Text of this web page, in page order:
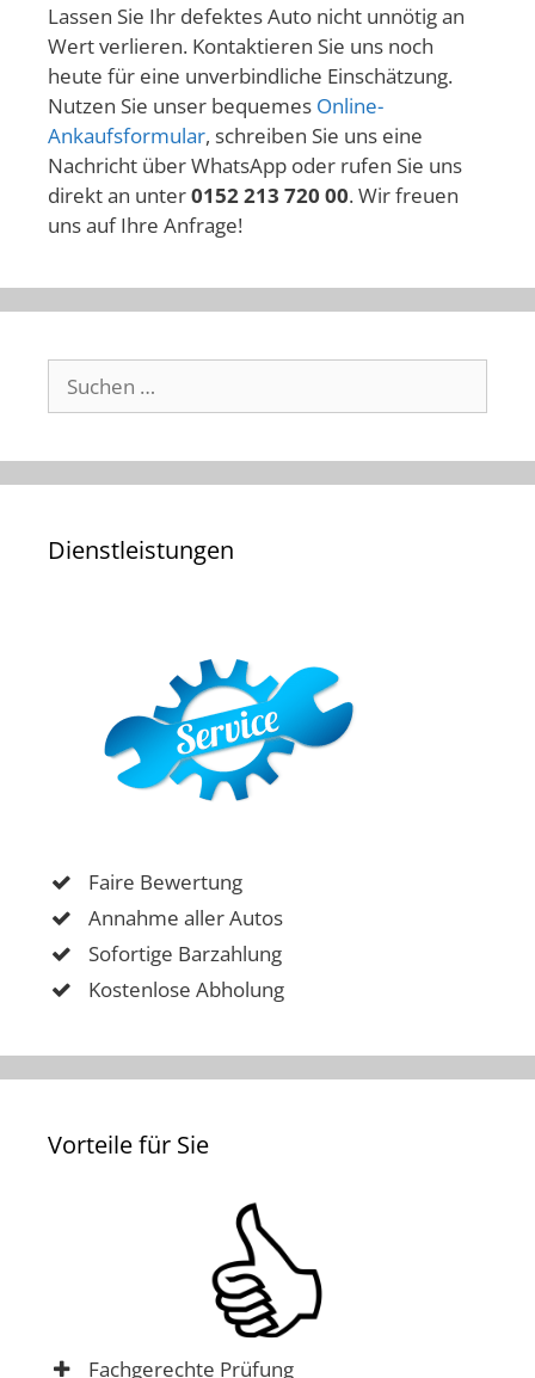
Lassen Sie Ihr defektes Auto nicht unnötig an
Wert verlieren. Kontaktieren Sie uns noch
heute für eine unverbindliche Einschätzung.
Nutzen Sie unser bequemes Online-
Ankaufsformular, schreiben Sie uns eine
Nachricht über WhatsApp oder rufen Sie uns
direkt an unter0152 213 720 00. Wir freuen
uns auf Ihre Anfrage!
Suchen
nach:
Dienstleistungen
Faire Bewertung
Annahme aller Autos
Sofortige Barzahlung
Kostenlose Abholung
Vorteile für Sie
Fachgerechte Prüfung